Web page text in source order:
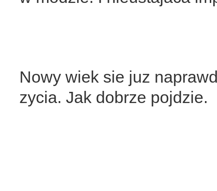
Nowy wiek sie juz
zycia. Jak dobrze pojdzie.